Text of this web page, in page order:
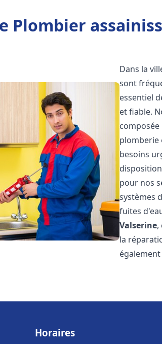
Plombier
Dans la
sont
essentiel
et fiable.
plomberie
besoins
pour nos
systèmes
fuites
Valserine,
la
Horaires